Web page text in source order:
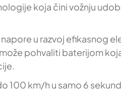
koja čini vožnju
u razvoj efikasnog
pohvaliti baterijom
100 km/h u samo 6